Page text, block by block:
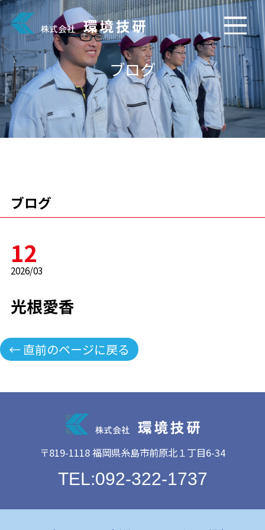
ブログ
ブログ
12
2026/03
光根愛香
← 直前のページに戻る
〒819-1118 福岡県糸島市前原北１丁目6-34
TEL:092-322-1737